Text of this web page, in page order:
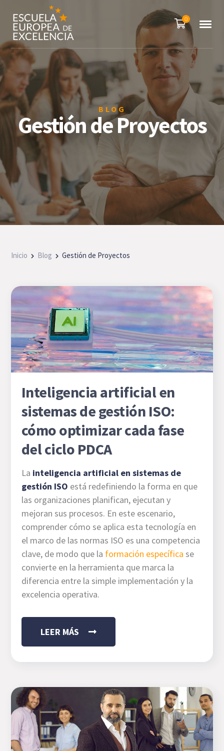
0
BLOG
Gestión de Proyectos
Inicio Blog Gestión de Proyectos
Inteligencia artificial en
sistemas de gestión ISO:
cómo optimizar cada fase
del ciclo PDCA
La inteligencia artificial en sistemas de
gestión ISO está redefiniendo la forma en que
las organizaciones planifican, ejecutan y
mejoran sus procesos. En este escenario,
comprender cómo se aplica esta tecnología en
el marco de las normas ISO es una competencia
clave, de modo que la formación específica se
convierte en la herramienta que marca la
diferencia entre la simple implementación y la
excelencia operativa.
LEER MÁS